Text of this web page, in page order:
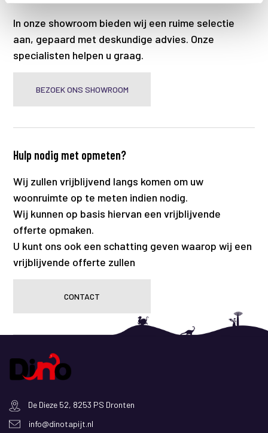
In onze showroom bieden wij een ruime selectie
aan, gepaard met deskundige advies. Onze
specialisten helpen u graag.
BEZOEK ONS SHOWROOM
Hulp nodig met opmeten?
Wij zullen vrijblijvend langs komen om uw
woonruimte op te meten indien nodig.
Wij kunnen op basis hiervan een vrijblijvende
offerte opmaken.
U kunt ons ook een schatting geven waarop wij een
vrijblijvende offerte zullen
CONTACT
De Dieze 52, 8253 PS Dronten
info@dinotapijt.nl